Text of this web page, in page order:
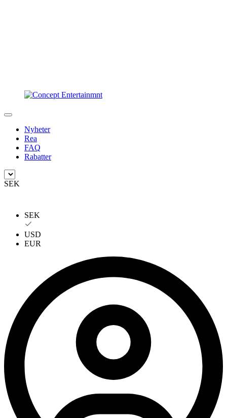
Nyheter
Rea
FAQ
Rabatter
SEK
SEK
USD
EUR